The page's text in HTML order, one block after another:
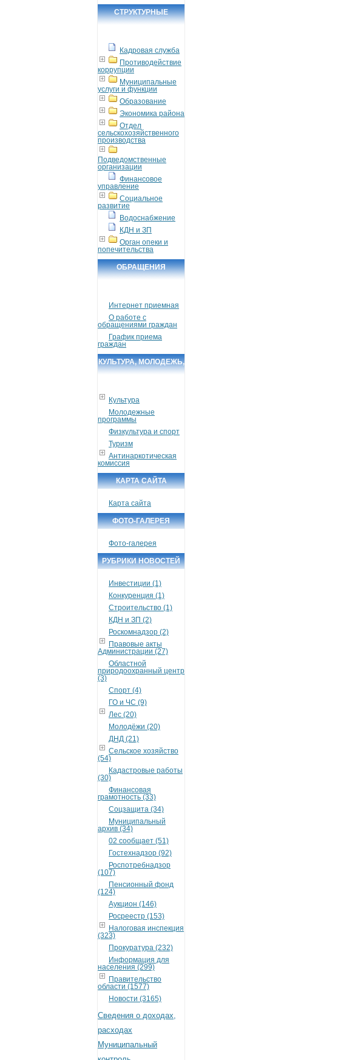
СТРУКТУРНЫЕ
Кадровая служба
Противодействие
коррупции
Муниципальные
услуги и функции
Образование
Экономика района
Отдел
сельскохозяйственного
производства
Подведомственные
организации
Финансовое
управление
Социальное
развитие
Водоснабжение
КДН и ЗП
Орган опеки и
попечительства
ОБРАЩЕНИЯ
Интернет приемная
О работе с
обращениями граждан
График приема
граждан
КУЛЬТУРА, МОЛОДЕЖЬ,
Культура
Молодежные
программы
Физкультура и спорт
Туризм
Антинаркотическая
комиссия
КАРТА САЙТА
Карта сайта
ФОТО-ГАЛЕРЕЯ
Фото-галерея
РУБРИКИ НОВОСТЕЙ
Инвестиции (1)
Конкуренция (1)
Строительство (1)
КДН и ЗП (2)
Роскомнадзор (2)
Правовые акты
Администрации (27)
Областной
природоохранный центр
(3)
Спорт (4)
ГО и ЧС (9)
Лес (20)
Молодёжи (20)
ДНД (21)
Сельское хозяйство
(54)
Кадастровые работы
(30)
Финансовая
грамотность (33)
Соцзащита (34)
Муниципальный
архив (34)
02 сообщает (51)
Гостехнадзор (92)
Роспотребнадзор
(107)
Пенсионный фонд
(124)
Аукцион (146)
Росреестр (153)
Налоговая инспекция
(323)
Прокуратура (232)
Информация для
населения (299)
Правительство
области (1577)
Новости (3165)
Сведения о доходах,
расходах
Муниципальный